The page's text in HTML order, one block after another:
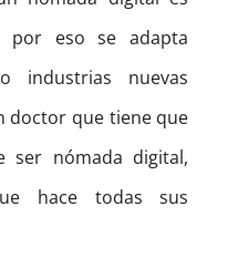
por eso se adapta
industrias nuevas
doctor que tiene que
ser nómada digital,
hace todas sus